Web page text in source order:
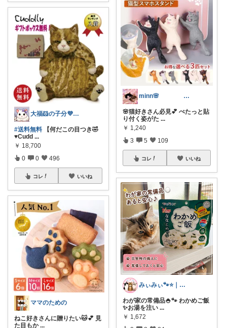
大福🐹の子分💜ありがとうございます
#送料無料 【何だこの目つき🤣
♥️Cudd ...
￥ 18,700
0 0 496
コレ いいね
ママのための
ねこ好きさんに贈りたい🐱💕 見
た目もか ...
minn🌸 358
🌸猫好きさん必見💕 ぺたっと貼
り付く姿がた ...
￥ 1,240
3 5 109
コレ いいね
みぃみぃ🐾⭐｜猫と暮らすROOM
わが家の常備品🍚🐾 わかめご飯
✨お湯を注い ...
￥ 1,672